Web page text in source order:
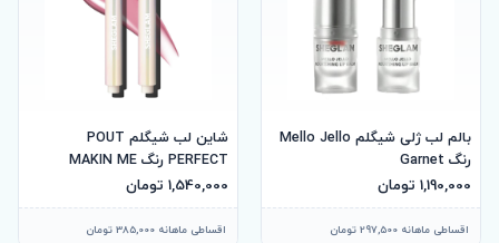
بالم لب ژلی شیگلم Mello Jello
رنگ Garnet
1,190,000 تومان
اقساطی ماهانه 297,500 تومان
شاین لب شیگلم POUT
PERFECT رنگ MAKIN ME
BLUSH
1,540,000 تومان
اقساطی ماهانه 385,000 تومان